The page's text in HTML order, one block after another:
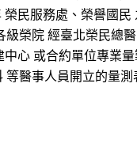
民服務處、榮譽國民
榮院 經臺北榮民總
心 或合約單位專業
醫事人員開立的量